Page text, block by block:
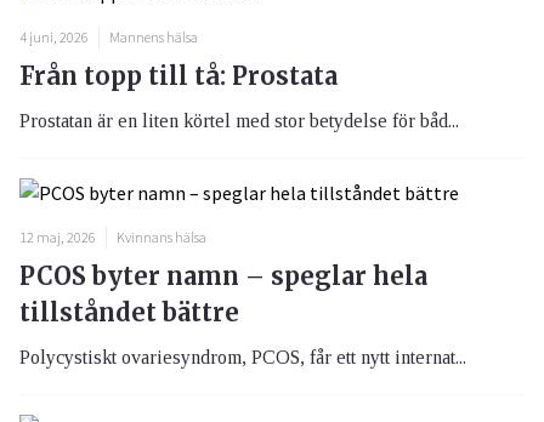
4 juni, 2026 Mannens hälsa
Från topp till tå: Prostata
Prostatan är en liten körtel med stor betydelse för båd...
12 maj, 2026 Kvinnans hälsa
PCOS byter namn – speglar hela
tillståndet bättre
Polycystiskt ovariesyndrom, PCOS, får ett nytt internat...